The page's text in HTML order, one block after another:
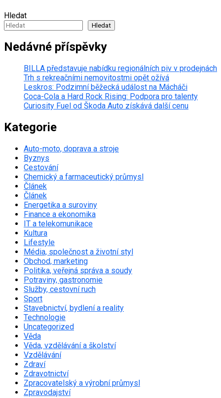
Hledat
Hledat
Nedávné příspěvky
BILLA představuje nabídku regionálních piv v prodejnách
Trh s rekreačními nemovitostmi opět ožívá
Leskros: Podzimní běžecká událost na Mácháči
Coca-Cola a Hard Rock Rising: Podpora pro talenty
Curiosity Fuel od Škoda Auto získává další cenu
Kategorie
Auto-moto, doprava a stroje
Byznys
Cestování
Chemický a farmaceutický průmysl
Článek
Článek
Energetika a suroviny
Finance a ekonomika
IT a telekomunikace
Kultura
Lifestyle
Média, společnost a životní styl
Obchod, marketing
Politika, veřejná správa a soudy
Potraviny, gastronomie
Služby, cestovní ruch
Sport
Stavebnictví, bydlení a reality
Technologie
Uncategorized
Věda
Věda, vzdělávání a školství
Vzdělávání
Zdraví
Zdravotnictví
Zpracovatelský a výrobní průmysl
Zpravodajství